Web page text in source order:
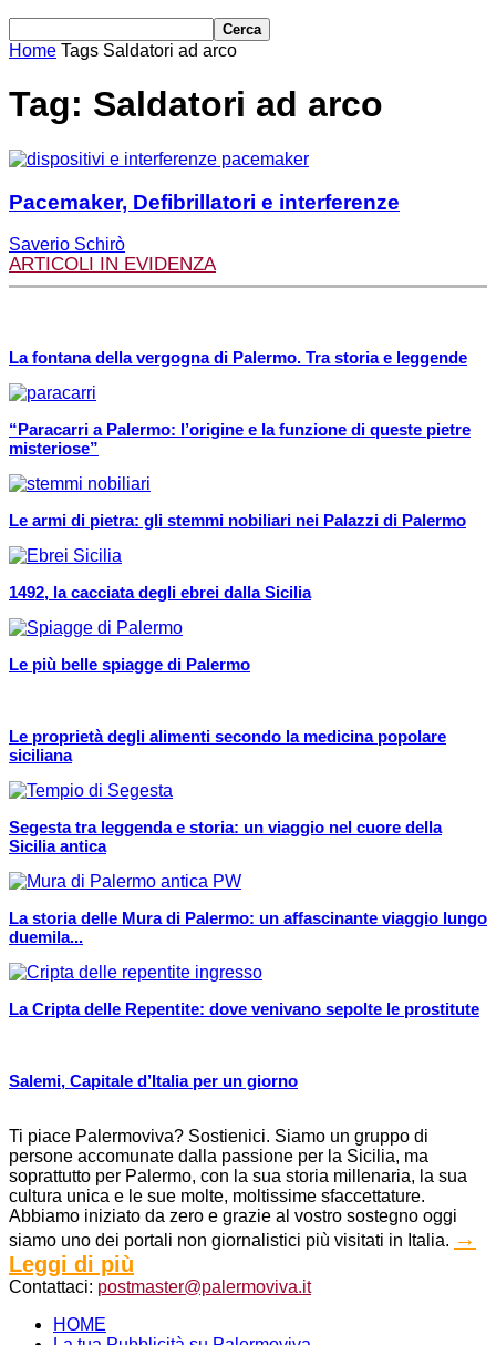
Home Tags Saldatori ad arco
Tag: Saldatori ad arco
Pacemaker, Defibrillatori e interferenze
Saverio Schirò
ARTICOLI IN EVIDENZA
La fontana della vergogna di Palermo. Tra storia e leggende
“Paracarri a Palermo: l’origine e la funzione di queste pietre
misteriose”
Le armi di pietra: gli stemmi nobiliari nei Palazzi di Palermo
1492, la cacciata degli ebrei dalla Sicilia
Le più belle spiagge di Palermo
Le proprietà degli alimenti secondo la medicina popolare
siciliana
Segesta tra leggenda e storia: un viaggio nel cuore della
Sicilia antica
La storia delle Mura di Palermo: un affascinante viaggio lungo
duemila...
La Cripta delle Repentite: dove venivano sepolte le prostitute
Salemi, Capitale d’Italia per un giorno
Ti piace Palermoviva? Sostienici. Siamo un gruppo di
persone accomunate dalla passione per la Sicilia, ma
soprattutto per Palermo, con la sua storia millenaria, la sua
cultura unica e le sue molte, moltissime sfaccettature.
Abbiamo iniziato da zero e grazie al vostro sostegno oggi
siamo uno dei portali non giornalistici più visitati in Italia. →
Leggi di più
Contattaci: postmaster@palermoviva.it
HOME